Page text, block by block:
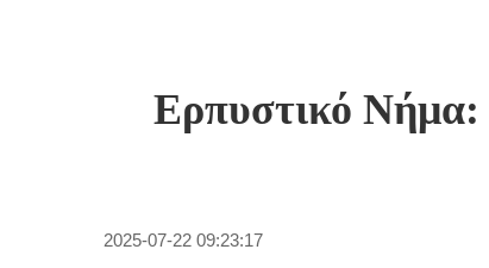
Ερπυστικό
2025-07-22 09:23:17